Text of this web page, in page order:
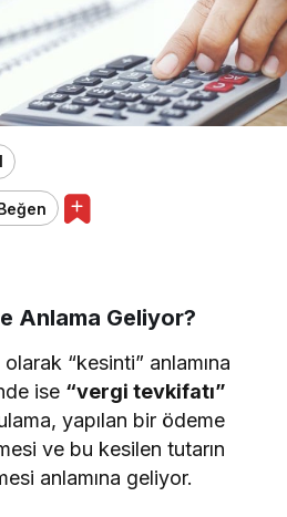
Anlama Geliyor?
“kesinti” anlamına
ise “vergi tevkifatı”
yapılan bir ödeme
ve bu kesilen tutarın
anlamına geliyor.